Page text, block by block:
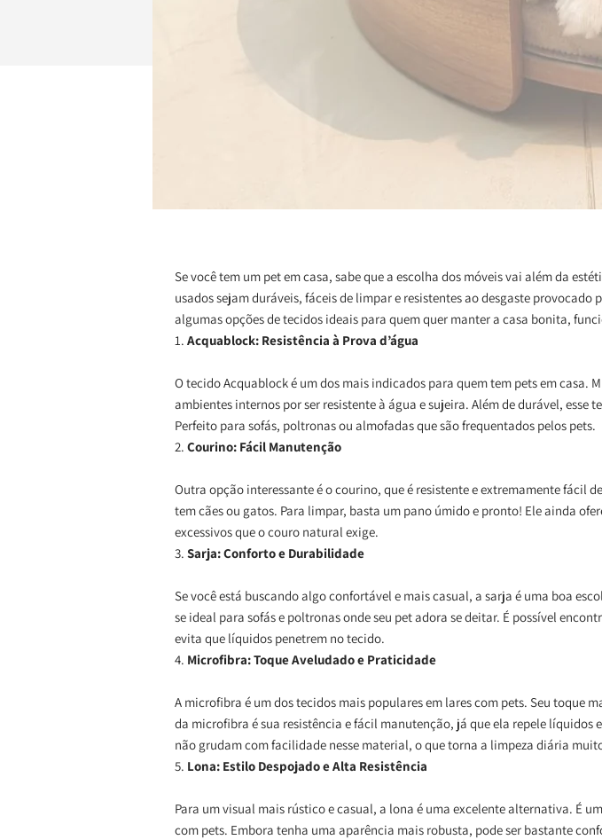
Se você tem um pet em casa, sabe que a escolha dos móveis vai além da
usados sejam duráveis, fáceis de limpar e resistentes ao desgaste
algumas opções de tecidos ideais para quem quer manter a casa bonita,
1. Acquablock: Resistência à Prova d’água
O tecido Acquablock é um dos mais indicados para quem tem pets em casa.
ambientes internos por ser resistente à água e sujeira. Além de durável,
Perfeito para sofás, poltronas ou almofadas que são frequentados pelos pets.
2. Courino: Fácil Manutenção
Outra opção interessante é o courino, que é resistente e extremamente fácil
tem cães ou gatos. Para limpar, basta um pano úmido e pronto! Ele ainda
excessivos que o couro natural exige.
3. Sarja: Conforto e Durabilidade
Se você está buscando algo confortável e mais casual, a sarja é uma boa
se ideal para sofás e poltronas onde seu pet adora se deitar. É possível
evita que líquidos penetrem no tecido.
4. Microfibra: Toque Aveludado e Praticidade
A microfibra é um dos tecidos mais populares em lares com pets. Seu toque
da microfibra é sua resistência e fácil manutenção, já que ela repele líquidos
não grudam com facilidade nesse material, o que torna a limpeza diária
5. Lona: Estilo Despojado e Alta Resistência
Para um visual mais rústico e casual, a lona é uma excelente alternativa. É
com pets. Embora tenha uma aparência mais robusta, pode ser bastante